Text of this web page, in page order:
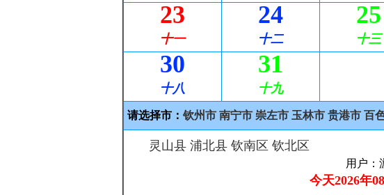
23
十一
24
十二
25
十三
30
十八
31
十九
请选择市： 钦州市 南宁市 崇左市 玉林市 贵港市 百
灵山县 浦北县 钦南区 钦北区
用户：
今天2026年